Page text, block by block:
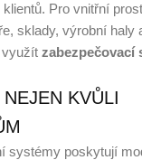
plnění
Pro vnitřní
sklady, výrobní haly
využít zabezpečovací
KVŮLI
systémy poskytují